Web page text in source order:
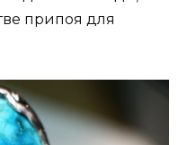
припоя для